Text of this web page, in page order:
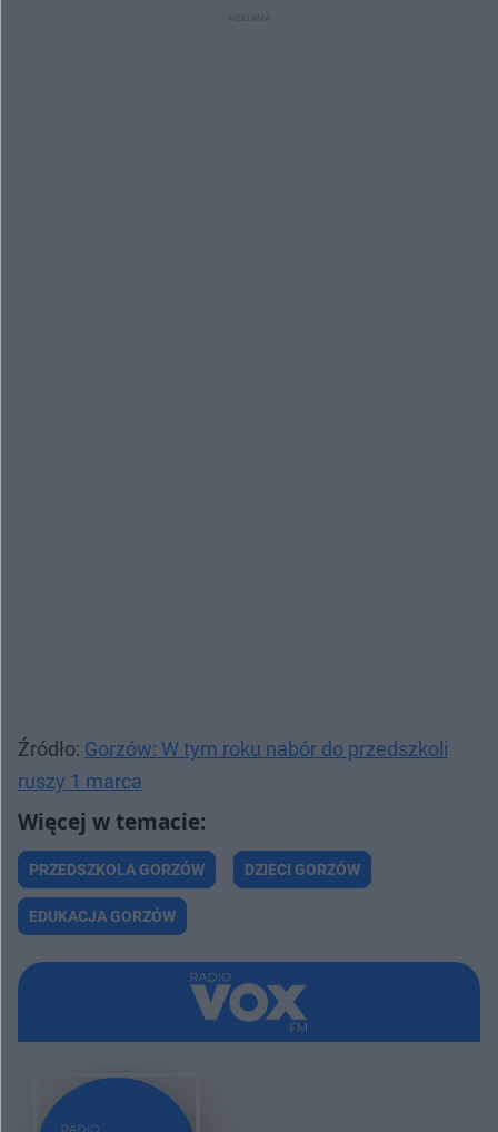
Źródło: Gorzów: W tym roku nabór do przedszkoli
ruszy 1 marca
PRZEDSZKOLA GORZÓW DZIECI GORZÓW
EDUKACJA GORZÓW